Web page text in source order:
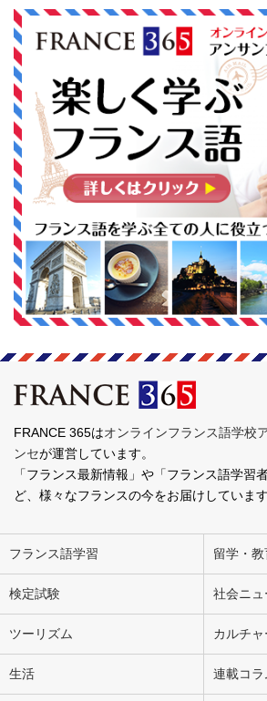
FRANCE 365はオンラインフランス語学校
ンセが運営しています。
「フランス最新情報」や「フランス語学習
ど、様々なフランスの今をお届けしています
フランス語学習 留学・教
検定試験 社会ニュ
ツーリズム カルチャ
生活 連載コラ